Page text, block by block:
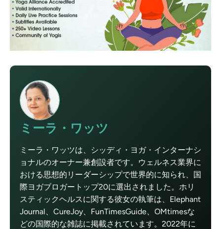
ミーラ・ワッツ
ミーラ・ワッツは、シッディ・ヨガ・インターナシ
ョナルのオーナー兼創設者です。ウェルネス業界に
おける思想的リーダーシップで世界的に知られ、国
際ヨガブロガートップ20に選出されました。ホリ
スティックヘルスに関する彼女の執筆は、Elephant
Journal、CureJoy、FunTimesGuide、OMtimesな
どの国際的な雑誌に掲載されています。2022年に